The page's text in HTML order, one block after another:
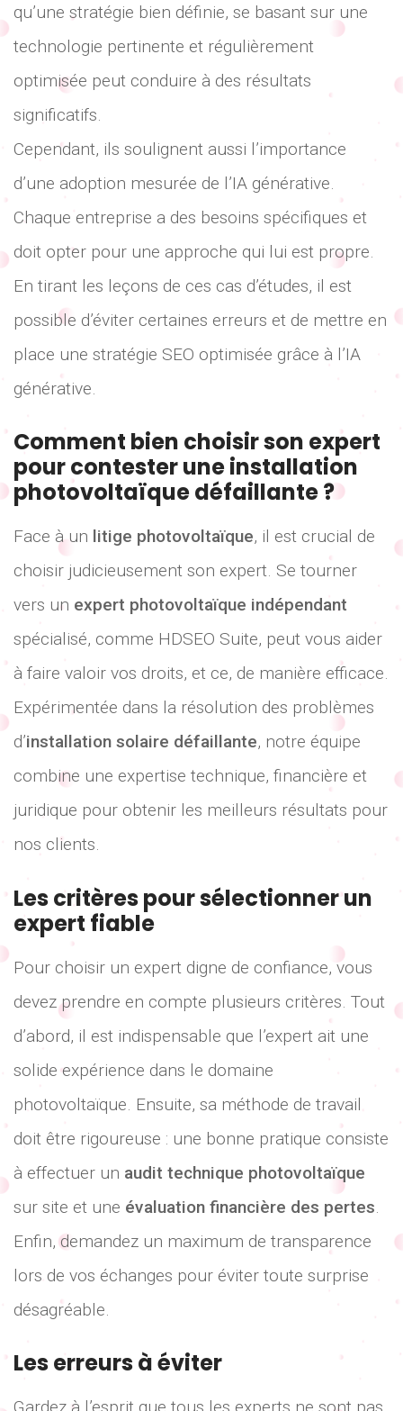
qu’une stratégie bien définie, se basant sur une
technologie pertinente et régulièrement
optimisée peut conduire à des résultats
significatifs.
Cependant, ils soulignent aussi l’importance
d’une adoption mesurée de l’IA générative.
Chaque entreprise a des besoins spécifiques et
doit opter pour une approche qui lui est propre.
En tirant les leçons de ces cas d’études, il est
possible d’éviter certaines erreurs et de mettre en
place une stratégie SEO optimisée grâce à l’IA
générative.
Comment bien choisir son expert
pour contester une installation
photovoltaïque défaillante ?
Face à un litige photovoltaïque, il est crucial de
choisir judicieusement son expert. Se tourner
vers un expert photovoltaïque indépendant
spécialisé, comme HDSEO Suite, peut vous aider
à faire valoir vos droits, et ce, de manière efficace.
Expérimentée dans la résolution des problèmes
d’installation solaire défaillante, notre équipe
combine une expertise technique, financière et
juridique pour obtenir les meilleurs résultats pour
nos clients.
Les critères pour sélectionner un
expert fiable
Pour choisir un expert digne de confiance, vous
devez prendre en compte plusieurs critères. Tout
d’abord, il est indispensable que l’expert ait une
solide expérience dans le domaine
photovoltaïque. Ensuite, sa méthode de travail
doit être rigoureuse : une bonne pratique consiste
à effectuer un audit technique photovoltaïque
sur site et une évaluation financière des pertes
Enfin, demandez un maximum de transparence
lors de vos échanges pour éviter toute surprise
désagréable.
Les erreurs à éviter